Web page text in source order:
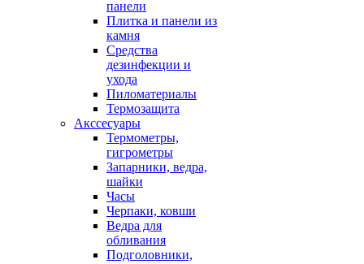
панели
Плитка и панели из
камня
Средства
дезинфекции и
ухода
Пиломатериалы
Термозащита
Аксcесуары
Термометры,
гигрометры
Запарники, ведра,
шайки
Часы
Черпаки, ковши
Ведра для
обливания
Подголовники,